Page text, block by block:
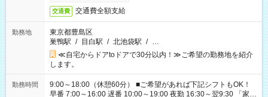
交通費 交通費全額支給
勤務地
東京都豊島区
巣鴨駅 / 目白駅 / 北池袋駅 / …
≪自宅からドアtoドアで30分以内！≫ご希望の勤務地を紹介
します。
勤務時間
9:00～18:00（休憩60分） ■ご希望があれば下記シフトもOK！
早番 7:00～16:00 遅番 10:00～19:00 夜勤 16:30～翌9:30 「家族